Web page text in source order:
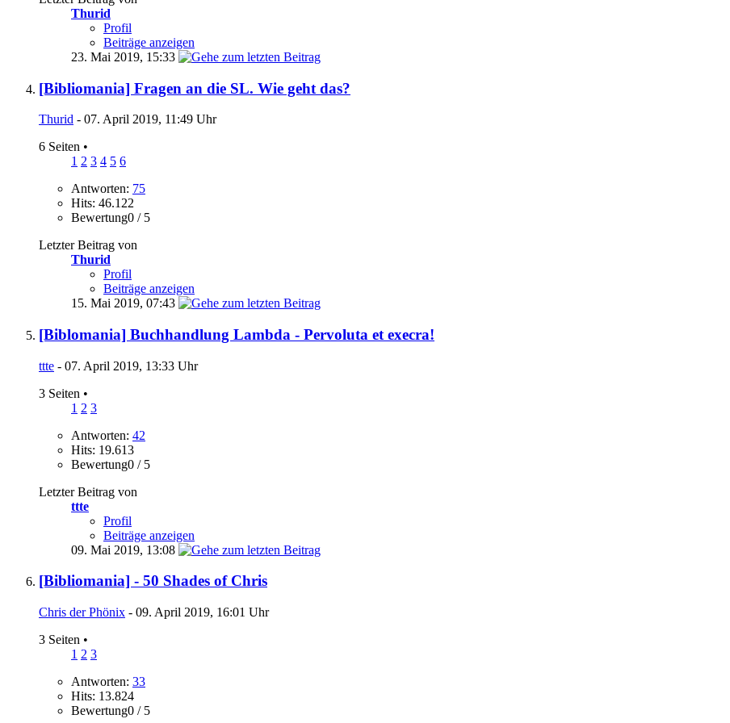
Thurid
Profil
Beiträge anzeigen
23. Mai 2019, 15:33
[Bibliomania] Fragen an die SL. Wie geht das?
Thurid - 07. April 2019, 11:49 Uhr
6 Seiten •
1 2 3 4 5 6
Antworten: 75
Hits: 46.122
Bewertung0 / 5
Letzter Beitrag von
Thurid
Profil
Beiträge anzeigen
15. Mai 2019, 07:43
[Biblomania] Buchhandlung Lambda - Pervoluta et execra!
ttte - 07. April 2019, 13:33 Uhr
3 Seiten •
1 2 3
Antworten: 42
Hits: 19.613
Bewertung0 / 5
Letzter Beitrag von
ttte
Profil
Beiträge anzeigen
09. Mai 2019, 13:08
[Bibliomania] - 50 Shades of Chris
Chris der Phönix - 09. April 2019, 16:01 Uhr
3 Seiten •
1 2 3
Antworten: 33
Hits: 13.824
Bewertung0 / 5